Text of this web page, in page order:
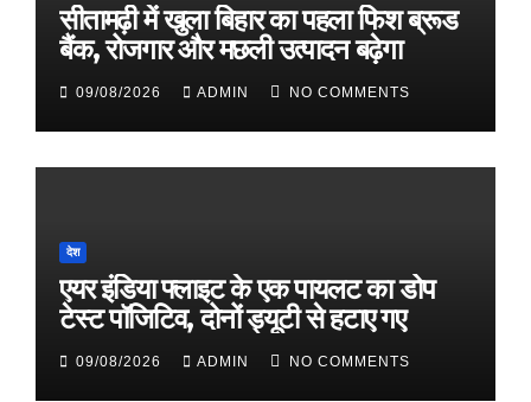
सीतामढ़ी में खुला बिहार का पहला फिश ब्रूड
बैंक, रोजगार और मछली उत्पादन बढ़ेगा
09/08/2026 ADMIN NO COMMENTS
देश
एयर इंडिया फ्लाइट के एक पायलट का डोप
टेस्ट पॉजिटिव, दोनों ड्यूटी से हटाए गए
09/08/2026 ADMIN NO COMMENTS